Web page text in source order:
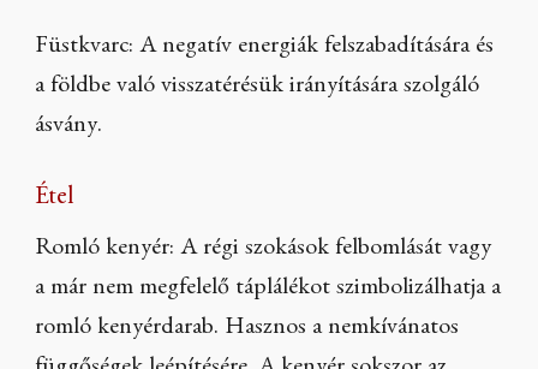
Füstkvarc: A negatív energiák felszabadítására és
a földbe való visszatérésük irányítására szolgáló
ásvány.
Étel
Romló kenyér: A régi szokások felbomlását vagy
a már nem megfelelő táplálékot szimbolizálhatja a
romló kenyérdarab. Hasznos a nemkívánatos